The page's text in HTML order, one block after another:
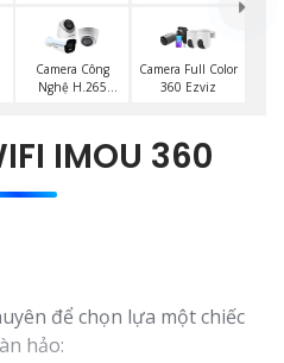
Camera Công
Nghệ H.265
Camera Full Color
360 Ezviz
IMOU 360
để chọn lựa một chiếc
hảo: